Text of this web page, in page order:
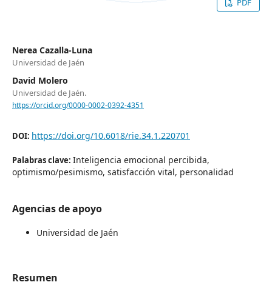
PDF
Nerea Cazalla-Luna
Universidad de Jaén
David Molero
Universidad de Jaén.
https://orcid.org/0000-0002-0392-4351
DOI: https://doi.org/10.6018/rie.34.1.220701
Palabras clave: Inteligencia emocional percibida,
optimismo/pesimismo, satisfacción vital, personalidad
Agencias de apoyo
Universidad de Jaén
Resumen